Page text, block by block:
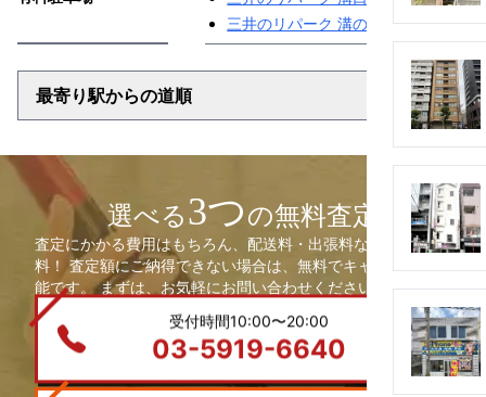
三井のリパーク 溝の口第3
最寄り駅からの道順 ▼
選べる3つの無料査定
査定にかかる費用はもちろん、配送料・出張料などは全て無
料！ 査定額にご納得できない場合は、無料でキャンセルも可
能です。 まずは、お気軽にお問い合わせください。
受付時間10:00〜20:00
03-5919-6640